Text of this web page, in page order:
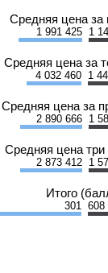
Средняя цена за
1 991 425 1
Средняя цена за
4 032 460 1
Средняя цена за
2 890 666 1
Средняя цена три
2 873 412 1
Итого
301 608